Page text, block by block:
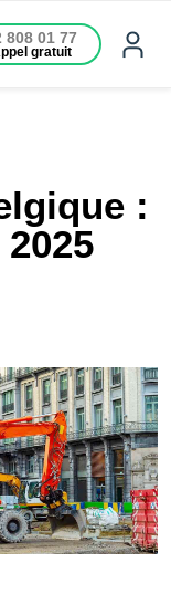
808 01 77
gratuit
: